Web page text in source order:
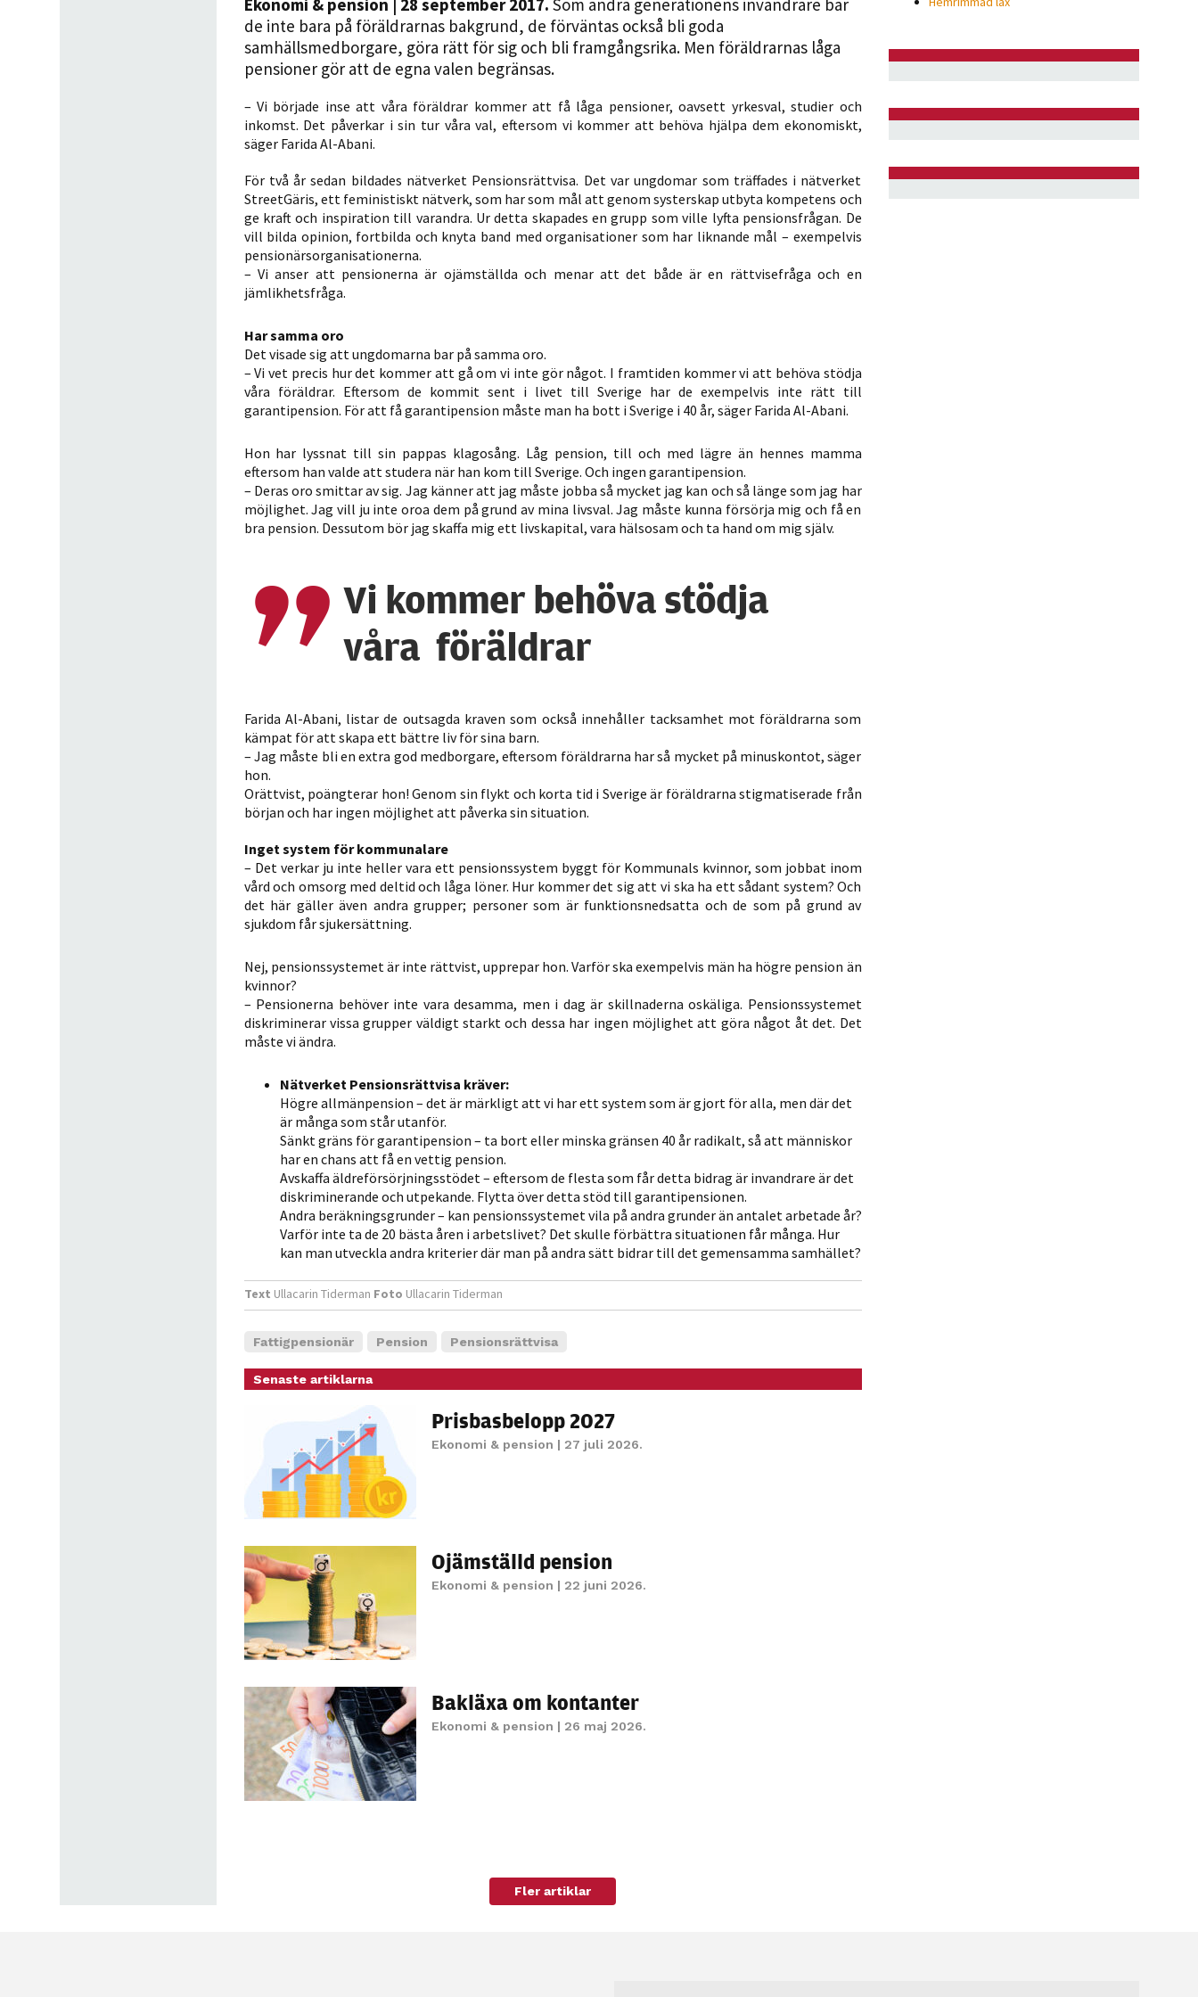
Ekonomi & pension | 28 september 2017. Som andra generationens invandrare bär
de inte bara på föräldrarnas bakgrund, de förväntas också bli goda
samhällsmedborgare, göra rätt för sig och bli framgångsrika. Men föräldrarnas låga
pensioner gör att de egna valen begränsas.
– Vi började inse att våra föräldrar kommer att få låga pensioner, oavsett yrkesval, studier och
inkomst. Det påverkar i sin tur våra val, eftersom vi kommer att behöva hjälpa dem ekonomiskt,
säger Farida Al-Abani.
För två år sedan bildades nätverket Pensionsrättvisa. Det var ungdomar som träffades i nätverket
StreetGäris, ett feministiskt nätverk, som har som mål att genom systerskap utbyta kompetens och
ge kraft och inspiration till varandra. Ur detta skapades en grupp som ville lyfta pensionsfrågan. De
vill bilda opinion, fortbilda och knyta band med organisationer som har liknande mål – exempelvis
pensionärsorganisationerna.
– Vi anser att pensionerna är ojämställda och menar att det både är en rättvisefråga och en
jämlikhetsfråga.
Har samma oro
Det visade sig att ungdomarna bar på samma oro.
– Vi vet precis hur det kommer att gå om vi inte gör något. I framtiden kommer vi att behöva stödja
våra föräldrar. Eftersom de kommit sent i livet till Sverige har de exempelvis inte rätt till
garantipension. För att få garantipension måste man ha bott i Sverige i 40 år, säger Farida Al-Abani.
Hon har lyssnat till sin pappas klagosång. Låg pension, till och med lägre än hennes mamma
eftersom han valde att studera när han kom till Sverige. Och ingen garantipension.
– Deras oro smittar av sig. Jag känner att jag måste jobba så mycket jag kan och så länge som jag har
möjlighet. Jag vill ju inte oroa dem på grund av mina livsval. Jag måste kunna försörja mig och få en
bra pension. Dessutom bör jag skaffa mig ett livskapital, vara hälsosam och ta hand om mig själv.
Vi kommer behöva stödja
våra föräldrar
Farida Al-Abani, listar de outsagda kraven som också innehåller tacksamhet mot föräldrarna som
kämpat för att skapa ett bättre liv för sina barn.
– Jag måste bli en extra god medborgare, eftersom föräldrarna har så mycket på minuskontot, säger
hon.
Orättvist, poängterar hon! Genom sin flykt och korta tid i Sverige är föräldrarna stigmatiserade från
början och har ingen möjlighet att påverka sin situation.
Inget system för kommunalare
– Det verkar ju inte heller vara ett pensionssystem byggt för Kommunals kvinnor, som jobbat inom
vård och omsorg med deltid och låga löner. Hur kommer det sig att vi ska ha ett sådant system? Och
det här gäller även andra grupper; personer som är funktionsnedsatta och de som på grund av
sjukdom får sjukersättning.
Nej, pensionssystemet är inte rättvist, upprepar hon. Varför ska exempelvis män ha högre pension än
kvinnor?
– Pensionerna behöver inte vara desamma, men i dag är skillnaderna oskäliga. Pensionssystemet
diskriminerar vissa grupper väldigt starkt och dessa har ingen möjlighet att göra något åt det. Det
måste vi ändra.
Nätverket Pensionsrättvisa kräver:
Högre allmänpension – det är märkligt att vi har ett system som är gjort för alla, men där det
är många som står utanför.
Sänkt gräns för garantipension – ta bort eller minska gränsen 40 år radikalt, så att människor
har en chans att få en vettig pension.
Avskaffa äldreförsörjningsstödet – eftersom de flesta som får detta bidrag är invandrare är det
diskriminerande och utpekande. Flytta över detta stöd till garantipensionen.
Andra beräkningsgrunder – kan pensionssystemet vila på andra grunder än antalet arbetade år?
Varför inte ta de 20 bästa åren i arbetslivet? Det skulle förbättra situationen får många. Hur
kan man utveckla andra kriterier där man på andra sätt bidrar till det gemensamma samhället?
Text Ullacarin Tiderman Foto Ullacarin Tiderman
Fattigpensionär Pension Pensionsrättvisa
Senaste artiklarna
Prisbasbelopp 2027
Ekonomi & pension | 27 juli 2026.
Ojämställd pension
Ekonomi & pension | 22 juni 2026.
Bakläxa om kontanter
Ekonomi & pension | 26 maj 2026.
Fler artiklar
Statistik
För att vi ska
kunna
hemsidans
funktionalitet
baserat på
hur hemsidan
används.
prestera så
bra som
möjligt under
Om du nekar
de här
kakorna
kommer viss
funktionalitet
hemsidan.
intressen och ditt
beteende när du
chansen att få se